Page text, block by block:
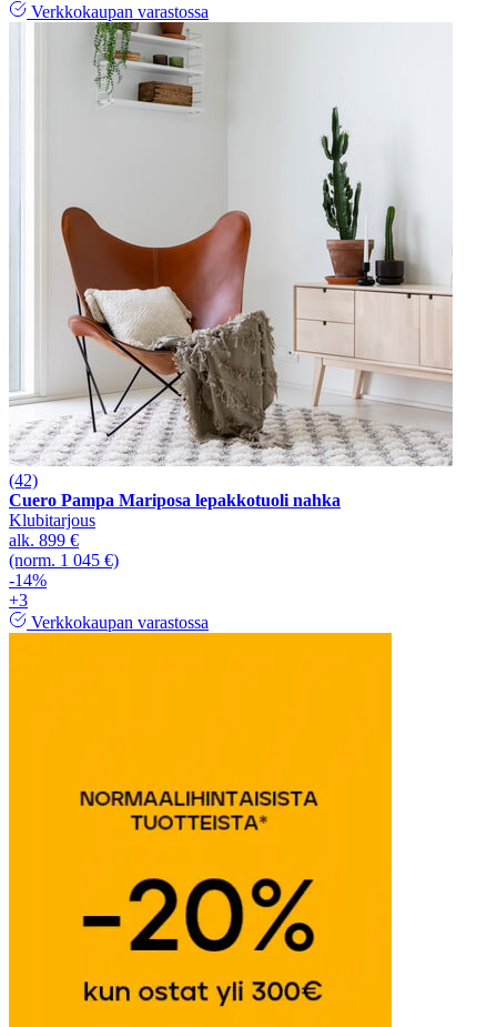
Verkkokaupan varastossa
(42)
Cuero Pampa Mariposa lepakkotuoli nahka
Klubitarjous
alk. 899 €
(norm. 1 045 €)
-14%
+3
Verkkokaupan varastossa